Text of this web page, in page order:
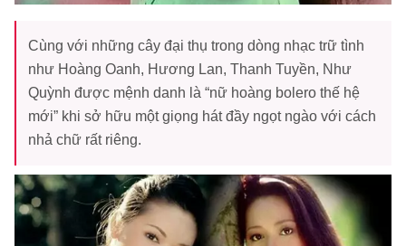
Cùng với những cây đại thụ trong dòng nhạc trữ tình
như Hoàng Oanh, Hương Lan, Thanh Tuyền, Như
Quỳnh được mệnh danh là “nữ hoàng bolero thế hệ
mới” khi sở hữu một giọng hát đầy ngọt ngào với cách
nhả chữ rất riêng.